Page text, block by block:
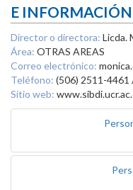
E INFORMACIÓN
Director o directora: Licda.
Área: OTRAS AREAS
Correo electrónico:
Teléfono: (506) 2511-4461
Sitio web: